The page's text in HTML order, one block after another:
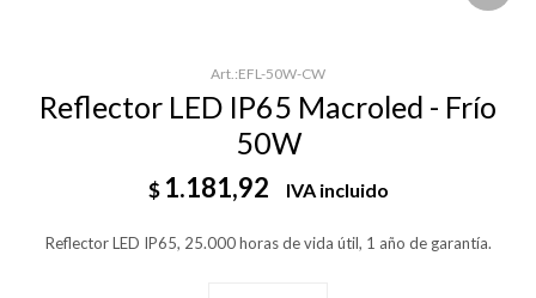
EFL-50W-CW
Reflector LED IP65 Macroled - Frío
50W
$ 1.181,92 IVA incluido
Reflector LED IP65, 25.000 horas de vida útil, 1 año de garantía.